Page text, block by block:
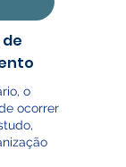
o
ocorrer